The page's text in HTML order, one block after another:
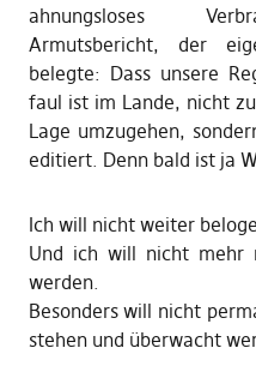
ahnungsloses
Armutsbericht, der
belegte: Dass unsere
faul ist im Lande, nicht
Lage umzugehen,
editiert. Denn bald ist ja
Ich will nicht weiter
Und ich will nicht mehr
werden.
Besonders will nicht
stehen und überwacht